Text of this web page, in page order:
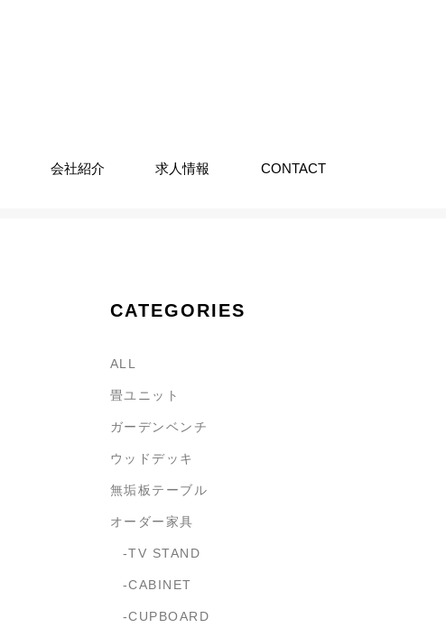
会社紹介 求人情報
CONTACT
CATEGORIES
ALL
畳ユニット
ガーデンベンチ
ウッドデッキ
無垢板テーブル
オーダー家具
TV STAND
CABINET
CUPBOARD